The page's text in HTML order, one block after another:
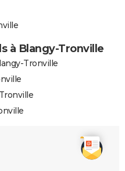
à Blangy-Tronville
Tronville